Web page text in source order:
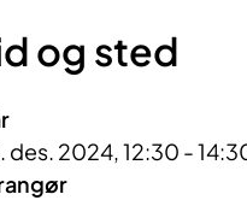
og sted
des. 2024, 12:30 -